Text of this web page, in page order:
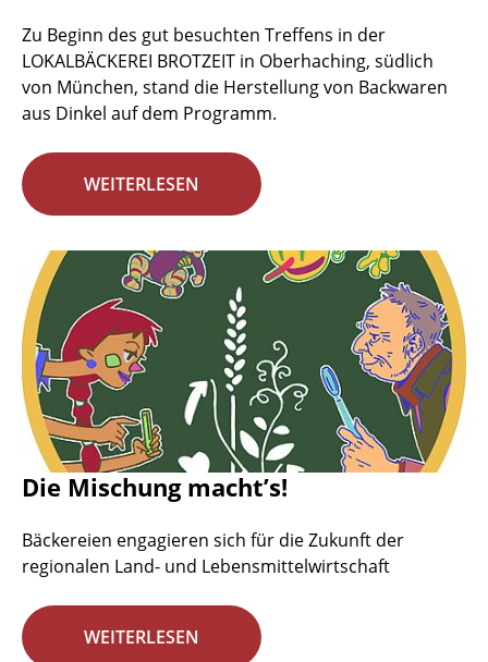
Zu Beginn des gut besuchten Treffens in der
LOKALBÄCKEREI BROTZEIT in Oberhaching, südlich
von München, stand die Herstellung von Backwaren
aus Dinkel auf dem Programm.
WEITERLESEN
Die Mischung macht’s!
Bäckereien engagieren sich für die Zukunft der
regionalen Land- und Lebensmittelwirtschaft
WEITERLESEN